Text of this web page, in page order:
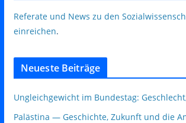
Referate und News zu den
einreichen.
Neueste Beiträge
Ungleichgewicht im Bundestag:
Palästina — Geschichte, Zukunft und die